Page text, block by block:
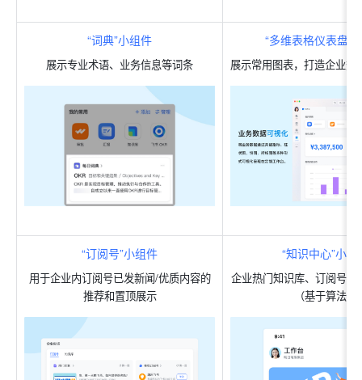
“词典”小组件
展示专业术语、业务信息等词条
“多维表格仪表盘”
展示常用图表，打造企业数
“订阅号”小组件
用于企业内订阅号已发新闻/优质内容的
推荐和置顶展示
“知识中心”小组
企业热门知识库、订阅号内
（基于算法）